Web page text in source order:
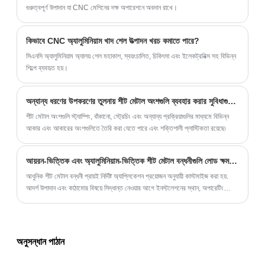
গুরুত্বপূর্ণ উপাদান যা CNC মেশিনের দক্ষ অপারেশনে অবদান রাখে।
কিভাবে CNC অ্যালুমিনিয়াম খাদ শেল উত্পাদন খরচ কমাতে পারে?
সিএনসি অ্যালুমিনিয়াম অ্যালয় শেল মহাকাশ, স্বয়ংচালিত, চিকিৎসা এবং ইলেকট্রনিক্স সহ বিভিন্ন
শিল্পে ব্যবহৃত হয়।
অন্যান্য ধরণের উপকরণের তুলনায় শীট মেটাল অংশগুলি ব্যবহার করার সুবিধাগুলি কী কী?
শীট মেটাল অংশগুলি স্ট্যাম্পিং, বাঁকানো, স্ট্রেচিং এবং অন্যান্য প্রক্রিয়াগুলির মাধ্যমে বিভিন্ন
আকার এবং আকারের অংশগুলিতে তৈরি করা যেতে পারে এবং শক্তিশালী প্লাস্টিকতা রয়েছে৷
আয়রন-ভিত্তিক এবং অ্যালুমিনিয়াম-ভিত্তিক শীট মেটাল বন্ধনীগুলি লোড ক্ষমতা এবং প্রয়োগের মধ্যে কীভাবে আলাদা?
আধুনিক শীট মেটাল বন্ধনী প্রায়ই নির্দিষ্ট অ্যাপ্লিকেশন প্রয়োজন অনুযায়ী কাস্টমাইজ করা হয়.
আদর্শ উপাদান এবং কাঠামোর বিষয়ে সিদ্ধান্ত নেওয়ার আগে ইনস্টলেশনের স্থান, অপারেটিং
অনুসন্ধান পাঠান